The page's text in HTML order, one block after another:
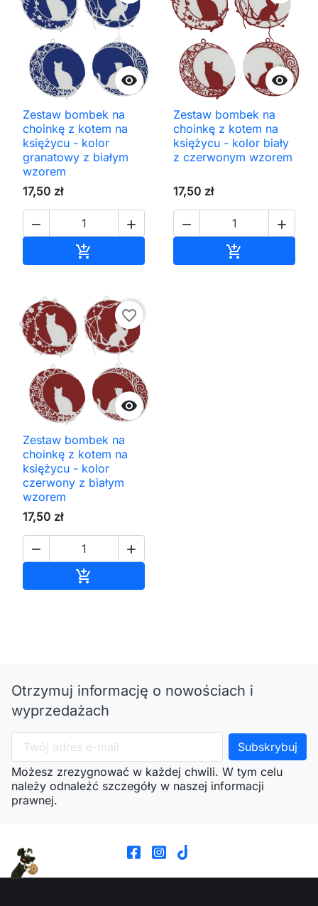

Zestaw bombek na
choinkę z kotem na
księżycu - kolor
granatowy z białym
wzorem
17,50 zł
 


Zestaw bombek na
choinkę z kotem na
księżycu - kolor biały
z czerwonym wzorem
17,50 zł
 


favorite_border
Zestaw bombek na
choinkę z kotem na
księżycu - kolor
czerwony z białym
wzorem
17,50 zł
 

Otrzymuj informację o nowościach i
wyprzedażach
Możesz zrezygnować w każdej chwili. W tym celu
należy odnaleźć szczegóły w naszej informacji
prawnej.